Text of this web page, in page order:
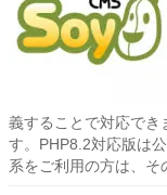
義することで対応でき
す。PHP8.2対応版は
系をご利用の方は、そ